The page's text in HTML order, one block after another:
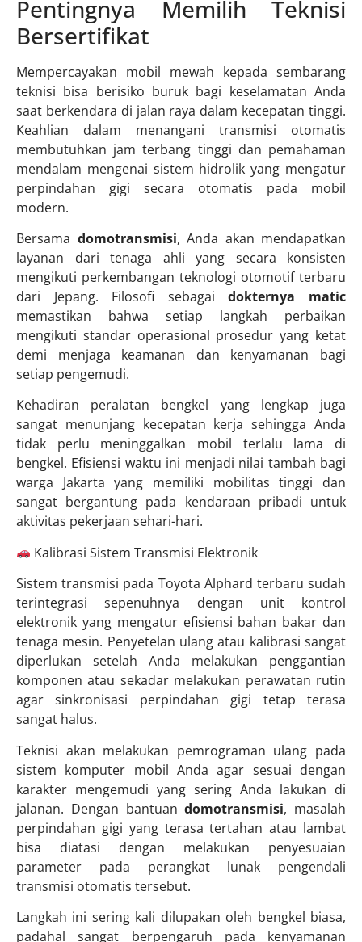
Pentingnya Memilih Teknisi
Bersertifikat
Mempercayakan mobil mewah kepada sembarang
teknisi bisa berisiko buruk bagi keselamatan Anda
saat berkendara di jalan raya dalam kecepatan tinggi.
Keahlian dalam menangani transmisi otomatis
membutuhkan jam terbang tinggi dan pemahaman
mendalam mengenai sistem hidrolik yang mengatur
perpindahan gigi secara otomatis pada mobil
modern.
Bersama domotransmisi, Anda akan mendapatkan
layanan dari tenaga ahli yang secara konsisten
mengikuti perkembangan teknologi otomotif terbaru
dari Jepang. Filosofi sebagaidokternya matic
memastikan bahwa setiap langkah perbaikan
mengikuti standar operasional prosedur yang ketat
demi menjaga keamanan dan kenyamanan bagi
setiap pengemudi.
Kehadiran peralatan bengkel yang lengkap juga
sangat menunjang kecepatan kerja sehingga Anda
tidak perlu meninggalkan mobil terlalu lama di
bengkel. Efisiensi waktu ini menjadi nilai tambah bagi
warga Jakarta yang memiliki mobilitas tinggi dan
sangat bergantung pada kendaraan pribadi untuk
aktivitas pekerjaan sehari-hari.
Kalibrasi Sistem Transmisi Elektronik
Sistem transmisi pada Toyota Alphard terbaru sudah
terintegrasi sepenuhnya dengan unit kontrol
elektronik yang mengatur efisiensi bahan bakar dan
tenaga mesin. Penyetelan ulang atau kalibrasi sangat
diperlukan setelah Anda melakukan penggantian
komponen atau sekadar melakukan perawatan rutin
agar sinkronisasi perpindahan gigi tetap terasa
sangat halus.
Teknisi akan melakukan pemrograman ulang pada
sistem komputer mobil Anda agar sesuai dengan
karakter mengemudi yang sering Anda lakukan di
jalanan. Dengan bantuandomotransmisi, masalah
perpindahan gigi yang terasa tertahan atau lambat
bisa diatasi dengan melakukan penyesuaian
parameter pada perangkat lunak pengendali
transmisi otomatis tersebut.
Langkah ini sering kali dilupakan oleh bengkel biasa,
padahal sangat berpengaruh pada kenyamanan